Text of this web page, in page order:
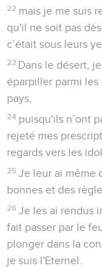
22 mais je me suis
qu'il ne soit pas
c’était sous leurs
23 Dans le désert,
éparpiller parmi les
pays,
24 puisqu'ils n’ont
rejeté mes
regards vers les
25 Je leur ai même
bonnes et des
26 Je les ai rendus
fait passer par le
plonger dans la
je suis l'Eternel.